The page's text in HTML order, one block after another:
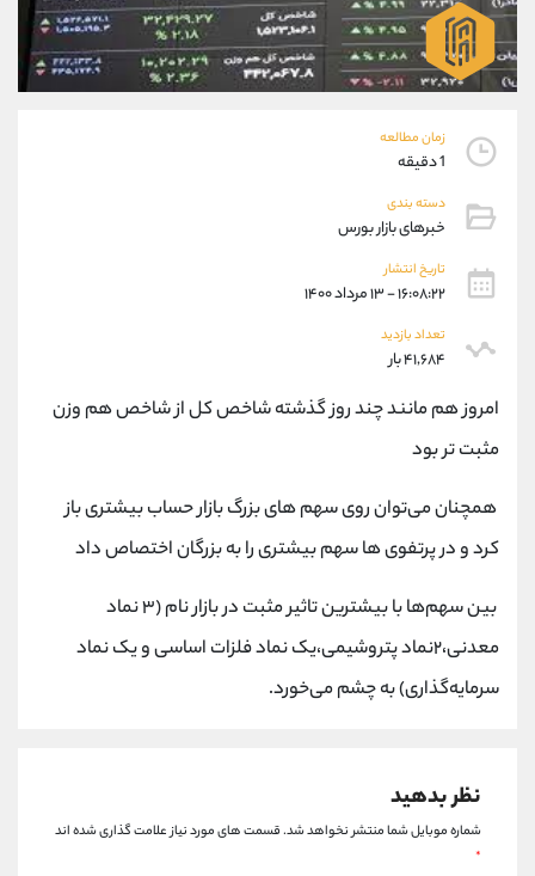
زمان مطالعه
1 دقیقه
دسته بندی
خبرهای بازار بورس
تاریخ انتشار
۱۶:۰۸:۲۲ - ۱۳ مرداد ۱۴۰۰
تعداد بازدید
۴۱,۶۸۴ بار
امروز هم مانند چند روز گذشته شاخص کل از شاخص هم وزن
مثبت تر بود
همچنان می‌توان روی سهم های بزرگ بازار حساب بیشتری باز
کرد و در پرتفوی ها سهم بیشتری را به بزرگان اختصاص داد
بین سهم‌ها با بیشترین تاثیر مثبت در بازار نام (۳ نماد
معدنی،۲نماد پتروشیمی،یک نماد فلزات اساسی و یک نماد
سرمایه‌گذاری) به چشم می‌خورد.
نظر بدهید
شماره موبایل شما منتشر نخواهد شد.قسمت های مورد نیاز علامت گذاری شده اند
*
09194198792
واتساپ شروع گفتگو
تلگرام @Armteam_admin_33
داخلی 118
پشتیبان فروش
واتساپ
داخلی
اطلاعات تماس
021-22021030
تلفن 021-22021040
بدون پیش شماره
کانال تلگرام @alirezamehrabi_com
کانال بله @alirezamehrabi_official